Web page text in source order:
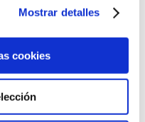
Mostrar detalles
cookies